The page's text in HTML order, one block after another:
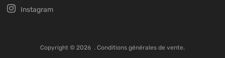
Instagram
Copyright © 2026 . Conditions générales de vente.